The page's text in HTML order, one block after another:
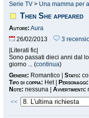
Serie TV > Una mamma per
Then She appeared
Autore: Aura
26/02/2013
3
|Literati fic|
Sono passati dieci anni dal
giorno ... (continua)
Genere: Romantico | Stato:
Tipo di coppia: Het | Personaggi:
Note: nessuna | Avvertimenti:
<<